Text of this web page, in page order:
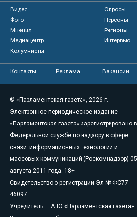
Видео
Опросы
Фото
Персоны
Мнения
Регионы
Медиацентр
Интервью
Колумнисты
Контакты Реклама Вакансии
© «Парламентская газета», 2026 г.
Электронное периодическое издание
«Парламентская газета» зарегистрировано в
Федеральной службе по надзору в сфере
связи, информационных технологий и
массовых коммуникаций (Роскомнадзор) 05
августа 2011 года. 18+
Свидетельство о регистрации Эл № ФС77-
46097
Учредитель — АНО «Парламентская газета»